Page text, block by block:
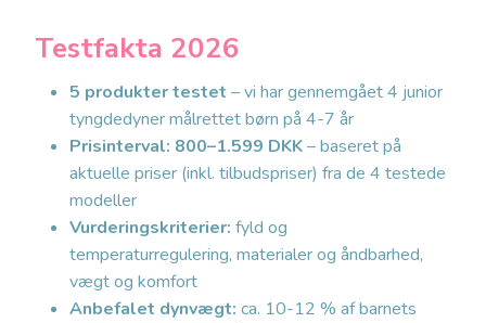
Testfakta 2026
5 produkter testet – vi har gennemgået 4 junior
tyngdedyner målrettet børn på 4-7 år
Prisinterval: 800–1.599 DKK– baseret på
aktuelle priser (inkl. tilbudspriser) fra de 4 testede
modeller
Vurderingskriterier: fyld og
temperaturregulering, materialer og åndbarhed,
vægt og komfort
Anbefalet dynvægt: ca. 10-12 % af barnets